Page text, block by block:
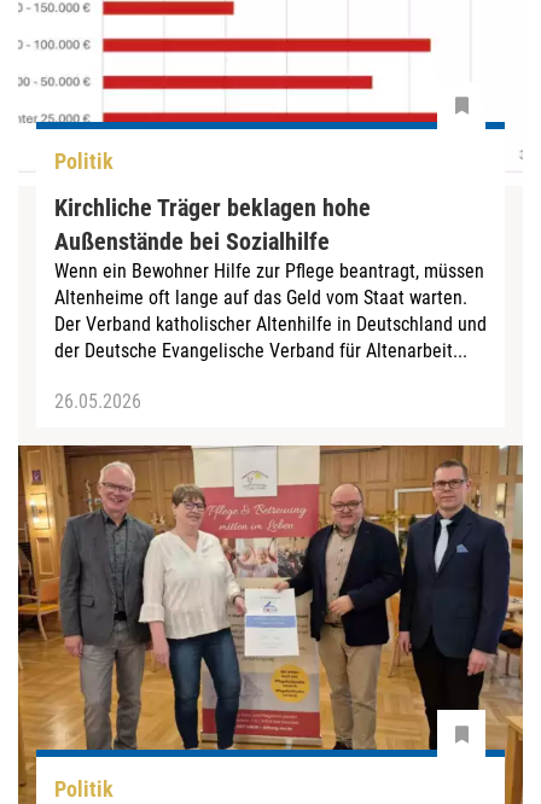
Politik
Kirchliche Träger beklagen hohe
Außenstände bei Sozialhilfe
Wenn ein Bewohner Hilfe zur Pflege beantragt, müssen
Altenheime oft lange auf das Geld vom Staat warten.
Der Verband katholischer Altenhilfe in Deutschland und
der Deutsche Evangelische Verband für Altenarbeit...
26.05.2026
Politik